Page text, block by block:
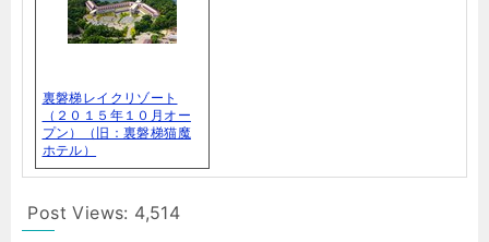
裏磐梯レイクリゾート
（２０１５年１０月オー
プン）（旧：裏磐梯猫魔
ホテル）
Post Views: 4,514